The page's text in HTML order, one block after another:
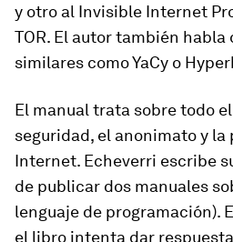
y otro al Invisible Internet
TOR. El autor también habla
similares como YaCy o
El manual trata sobre todo
seguridad, el anonimato y la
Internet. Echeverri escribe
de publicar dos manuales
lenguaje de programación).
el libro intenta dar